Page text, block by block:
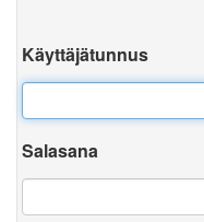
Käyttäjätunnus
Salasana